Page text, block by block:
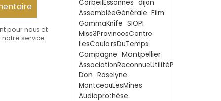
pour nous et
service.
CorbeilEssonnes dijon
AssembléeGénérale Film
GammaKnife SIOPI
Miss3ProvincesCentre
LesCouloirsDuTemps
Campagne Montpellier
AssociationReconnueUtilitéPublique
Don Roselyne
MontceauLesMines
Audioprothèse